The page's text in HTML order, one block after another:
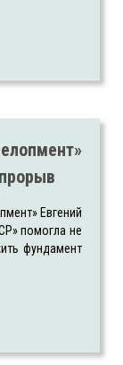
Евгений
помогла не
фундамент